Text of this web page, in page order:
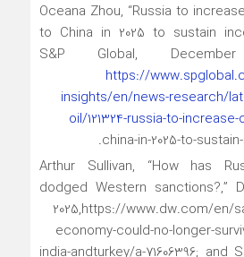
Oceana Zhou, “Russia to
to China in 2025 to sustain
S&P Global,
https://
insights/en/news-research/
oil/121324-russia-to-
china-in-2025-to-
Arthur Sullivan, “How has
dodged Western sanctions?,”
2025,https://www.dw.com/en/
economy-could-no-longer-
india-andturkey/a-71606396; and